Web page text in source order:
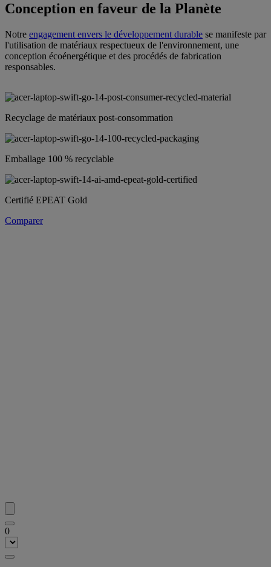
Conception en faveur de la Planète
Notre engagement envers le développement durable se manifeste par
l'utilisation de matériaux respectueux de l'environnement, une
conception écoénergétique et des procédés de fabrication
responsables.
Recyclage de matériaux post-consommation
Emballage 100 % recyclable
Certifié EPEAT Gold
Comparer
0